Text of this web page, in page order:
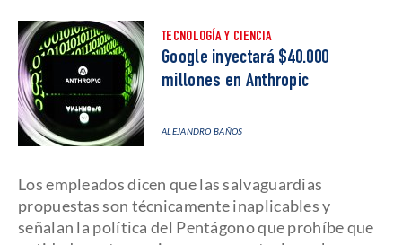
TECNOLOGÍA Y CIENCIA
Google inyectará $40.000
millones en Anthropic
ALEJANDRO BAÑOS
Los empleados dicen que las salvaguardias
propuestas son técnicamente inaplicables y
señalan la política del Pentágono que prohíbe que